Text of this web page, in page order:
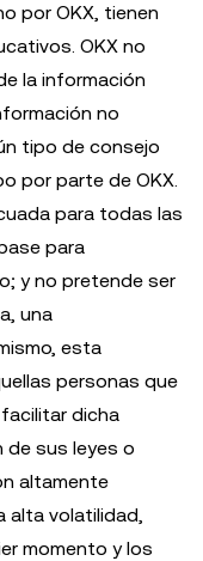
por OKX, tienen
OKX no
la información
no
tipo de consejo
por parte de OKX.
para todas las
para
y no pretende ser
una
esta
personas que
dicha
de sus leyes o
altamente
alta volatilidad,
momento y los